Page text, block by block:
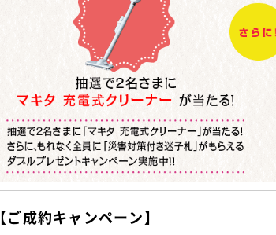
【ご成約キャンペーン】